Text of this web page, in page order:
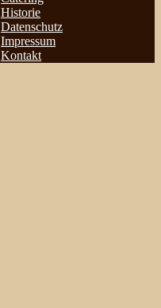
Historie
Datenschutz
Impressum
Kontakt